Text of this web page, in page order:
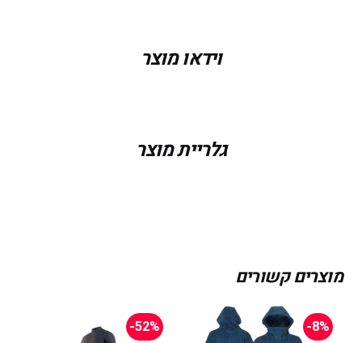
Black
וידאו מוצר
גלריית מוצר
מוצרים קשורים
-8%
-52%